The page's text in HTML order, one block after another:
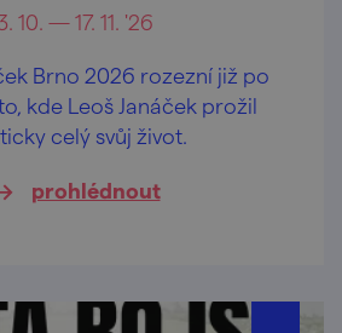
10. — 17. 11. '26
Brno 2026 rozezní již po
kde Leoš Janáček prožil
celý svůj život.
prohlédnout